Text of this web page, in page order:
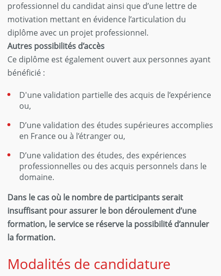
professionnel du candidat ainsi que d’une lettre de
motivation mettant en évidence l’articulation du
diplôme avec un projet professionnel.
Autres possibilités d’accès
Ce diplôme est également ouvert aux personnes ayant
bénéficié :
D'une validation partielle des acquis de l’expérience
ou,
D’une validation des études supérieures accomplies
en France ou à l’étranger ou,
D’une validation des études, des expériences
professionnelles ou des acquis personnels dans le
domaine.
Dans le cas où le nombre de participants serait
insuffisant pour assurer le bon déroulement d’une
formation, le service se réserve la possibilité d’annuler
la formation.
Modalités de candidature